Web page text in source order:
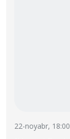
22-noyabr,